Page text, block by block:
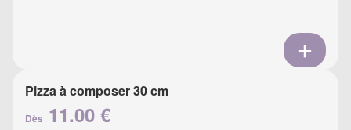
Pizza à composer 30 cm
Dès 11.00 €